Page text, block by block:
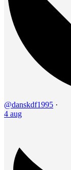
@danskdf1995 ·
4 aug